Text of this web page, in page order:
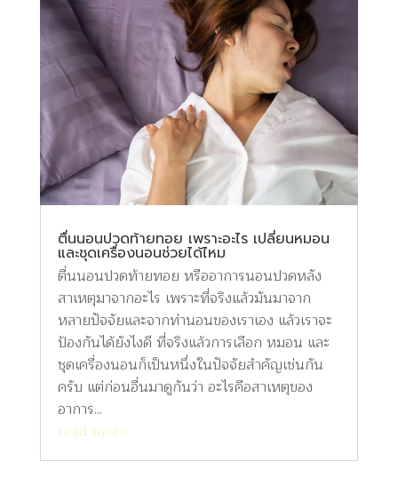
ตื่นนอนปวดท้ายทอย เพราะอะไร เปลี่ยนหมอน
และชุดเครื่องนอนช่วยได้ไหม
ตื่นนอนปวดท้ายทอย หรืออาการนอนปวดหลัง
สาเหตุมาจากอะไร เพราะที่จริงแล้วมันมาจาก
หลายปัจจัยและจากท่านอนของเราเอง แล้วเราจะ
ป้องกันได้ยังไงดี ที่จริงแล้วการเลือก หมอน และ
ชุดเครื่องนอนก็เป็นหนึ่งในปัจจัยสำคัญเช่นกัน
ครับ แต่ก่อนอื่นมาดูกันว่า อะไรคือสาเหตุของ
อาการ...
read more